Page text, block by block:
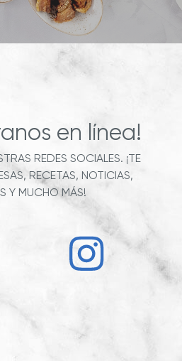
en línea!
REDES SOCIALES. ¡TE
RECETAS, NOTICIAS,
Y MUCHO MÁS!